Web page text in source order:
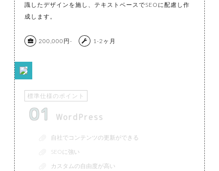
識したデザインを施し、テキストベースでSEOに配慮し作
成します。
200,000円- 1-2ヶ月
標準仕様のポイント
01 WordPress
自社でコンテンツの更新ができる
SEOに強い
カスタムの自由度が高い